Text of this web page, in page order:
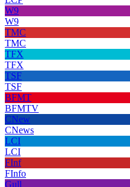
W9
W9
TMC
TMC
TFX
TFX
TSF
TSF
BFMT
BFMTV
CNew
CNews
LCI
LCI
FInf
FInfo
Gull